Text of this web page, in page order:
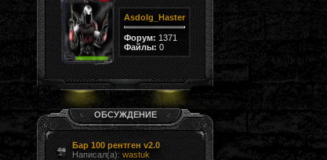
Asdolg_Haster
Форум: 1371
Файлы: 0
ОБСУЖДЕНИЕ
Бар 100 рентген v2.0
Написал(а): wastuk